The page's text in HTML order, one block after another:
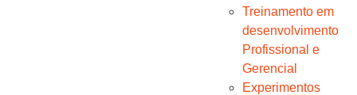
Treinamento em
desenvolvimento
Profissional e
Gerencial
Experimentos